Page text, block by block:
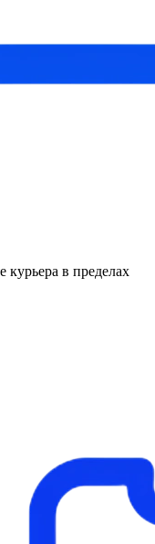
курьера в пределах